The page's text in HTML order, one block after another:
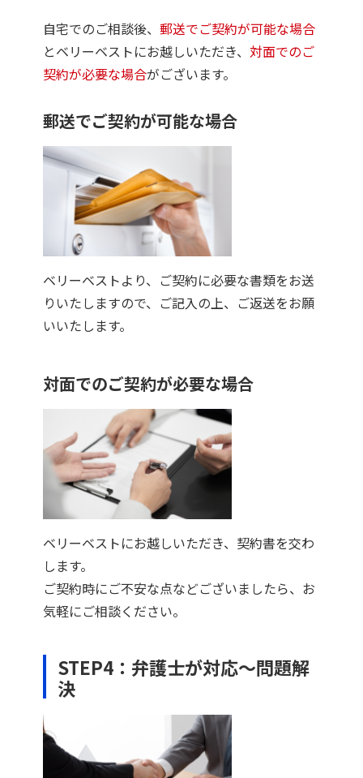
自宅でのご相談後、 郵送でご契約が可能な場合
とベリーベストにお越しいただき、 対面でのご
契約が必要な場合がございます。
郵送でご契約が可能な場合
ベリーベストより、ご契約に必要な書類をお送
りいたしますので、ご記入の上、ご返送をお願
いいたします。
対面でのご契約が必要な場合
ベリーベストにお越しいただき、契約書を交わ
します。
ご契約時にご不安な点などございましたら、お
気軽にご相談ください。
STEP4：弁護士が対応～問題解
決